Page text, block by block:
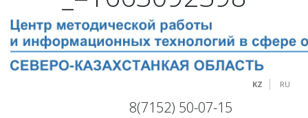
KZ RU
8(7152) 50-07-15